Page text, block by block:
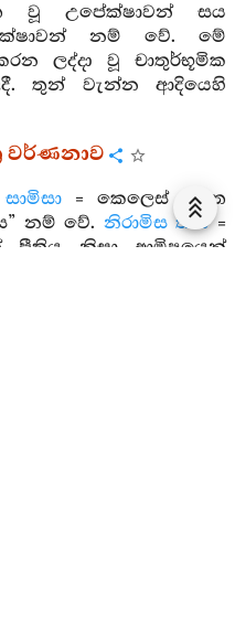
වූ උපේක්ෂාවන් සය
නම් වේ. මේ
ලද්දා වූ චාතුර්භූමික
තුන් වැන්න ආදියෙහි
වර්ණනාව
සාමිසා = කෙලෙස් සහිත
නම් වේ. නිරාමිස තරා=
ප්‍රීතිය නිසා ආමිෂයෙන්